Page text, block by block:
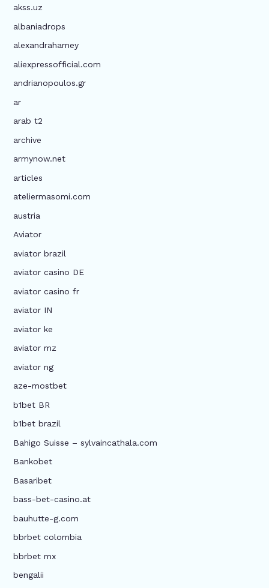
akss.uz
albaniadrops
alexandraharney
aliexpressofficial.com
andrianopoulos.gr
ar
arab t2
archive
armynow.net
articles
ateliermasomi.com
austria
Aviator
aviator brazil
aviator casino DE
aviator casino fr
aviator IN
aviator ke
aviator mz
aviator ng
aze-mostbet
b1bet BR
b1bet brazil
Bahigo Suisse – sylvaincathala.com
Bankobet
Basaribet
bass-bet-casino.at
bauhutte-g.com
bbrbet colombia
bbrbet mx
bengalii